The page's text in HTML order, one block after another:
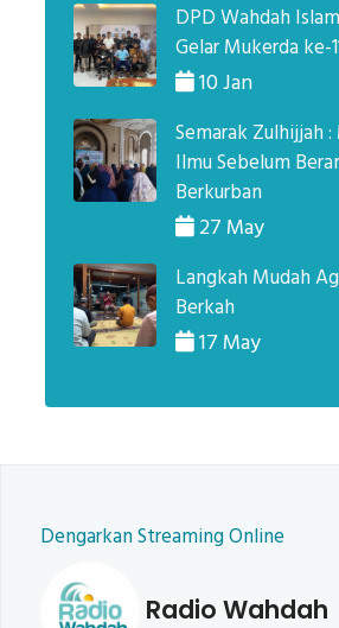
DPD Wahdah
Gelar Mukerda ke-
10 Jan
Semarak Zulhijjah
Ilmu Sebelum
Berkurban
27 May
Langkah Mudah
Berkah
17 May
Dengarkan Streaming Online
Radio Wahdah